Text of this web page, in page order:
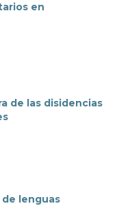
en
de las disidencias
lenguas